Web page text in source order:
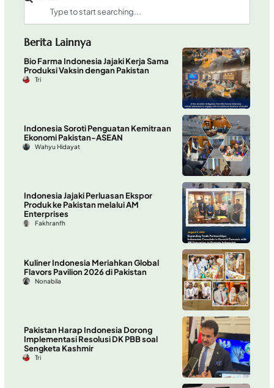
Berita Lainnya
Bio Farma Indonesia Jajaki Kerja Sama
Produksi Vaksin dengan Pakistan
Tri
Indonesia Soroti Penguatan Kemitraan
Ekonomi Pakistan-ASEAN
Wahyu Hidayat
Indonesia Jajaki Perluasan Ekspor
Produk ke Pakistan melalui AM
Enterprises
Fakhranfh
Kuliner Indonesia Meriahkan Global
Flavors Pavilion 2026 di Pakistan
Nonabila
Pakistan Harap Indonesia Dorong
Implementasi Resolusi DK PBB soal
Sengketa Kashmir
Tri